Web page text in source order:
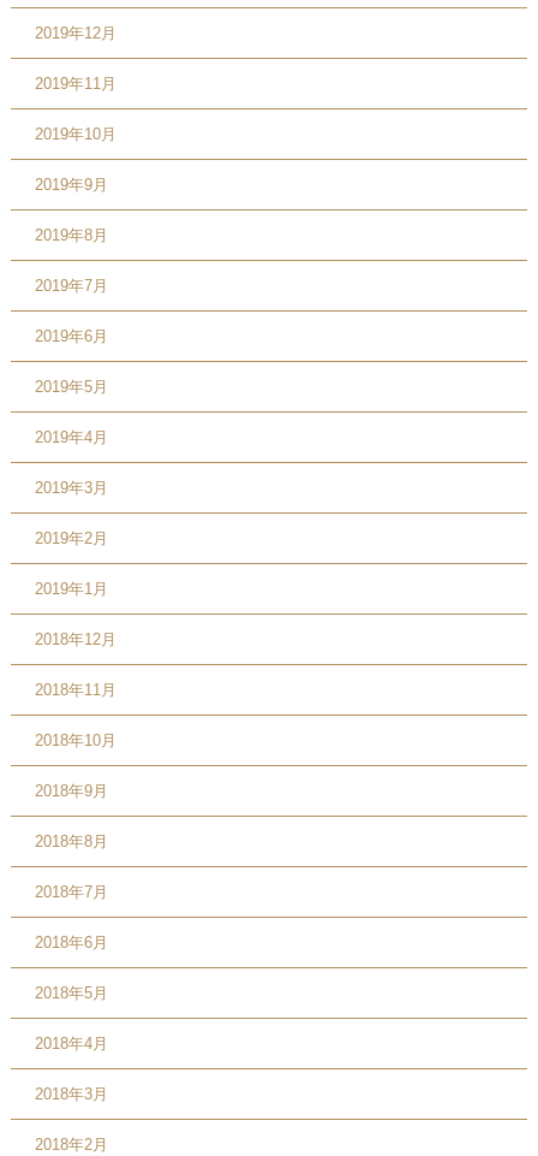
2019年12月
2019年11月
2019年10月
2019年9月
2019年8月
2019年7月
2019年6月
2019年5月
2019年4月
2019年3月
2019年2月
2019年1月
2018年12月
2018年11月
2018年10月
2018年9月
2018年8月
2018年7月
2018年6月
2018年5月
2018年4月
2018年3月
2018年2月